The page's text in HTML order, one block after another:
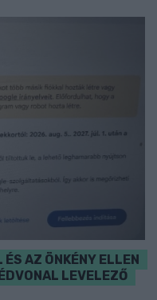
AZ ÖNKÉNY ELLEN
LEVELEZŐ